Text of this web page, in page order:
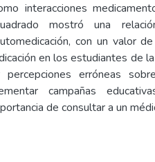
interacciones
mostró una
con un valor
en los estudiantes de
percepciones erróneas
campañas
de consultar a un